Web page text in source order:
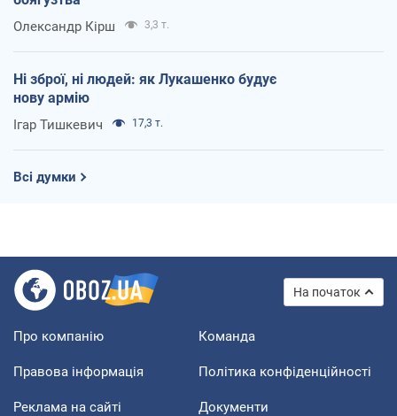
Олександр Кірш 3,3 т.
Ні зброї, ні людей: як Лукашенко будує
нову армію
Ігар Тишкевич 17,3 т.
Всі думки
На початок
Про компанію Команда
Правова інформація Політика конфіденційності
Реклама на сайті Документи